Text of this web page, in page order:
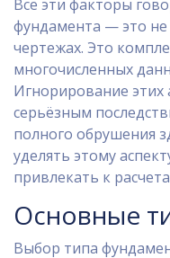
Все эти факторы
фундамента — это не
чертежах. Это
многочисленных
Игнорирование этих
серьёзным
полного обрушения
уделять этому
привлекать к
Основные
Выбор типа